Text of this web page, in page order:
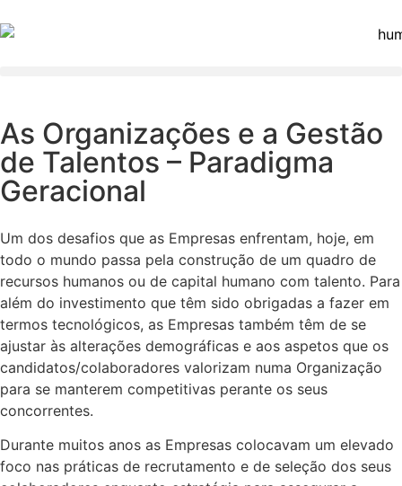
As Organizações e a Gestão
de Talentos – Paradigma
Geracional
Um dos desafios que as Empresas enfrentam, hoje, em
todo o mundo passa pela construção de um quadro de
recursos humanos ou de capital humano com talento. Para
além do investimento que têm sido obrigadas a fazer em
termos tecnológicos, as Empresas também têm de se
ajustar às alterações demográficas e aos aspetos que os
candidatos/colaboradores valorizam numa Organização
para se manterem competitivas perante os seus
concorrentes.
Durante muitos anos as Empresas colocavam um elevado
foco nas práticas de recrutamento e de seleção dos seus